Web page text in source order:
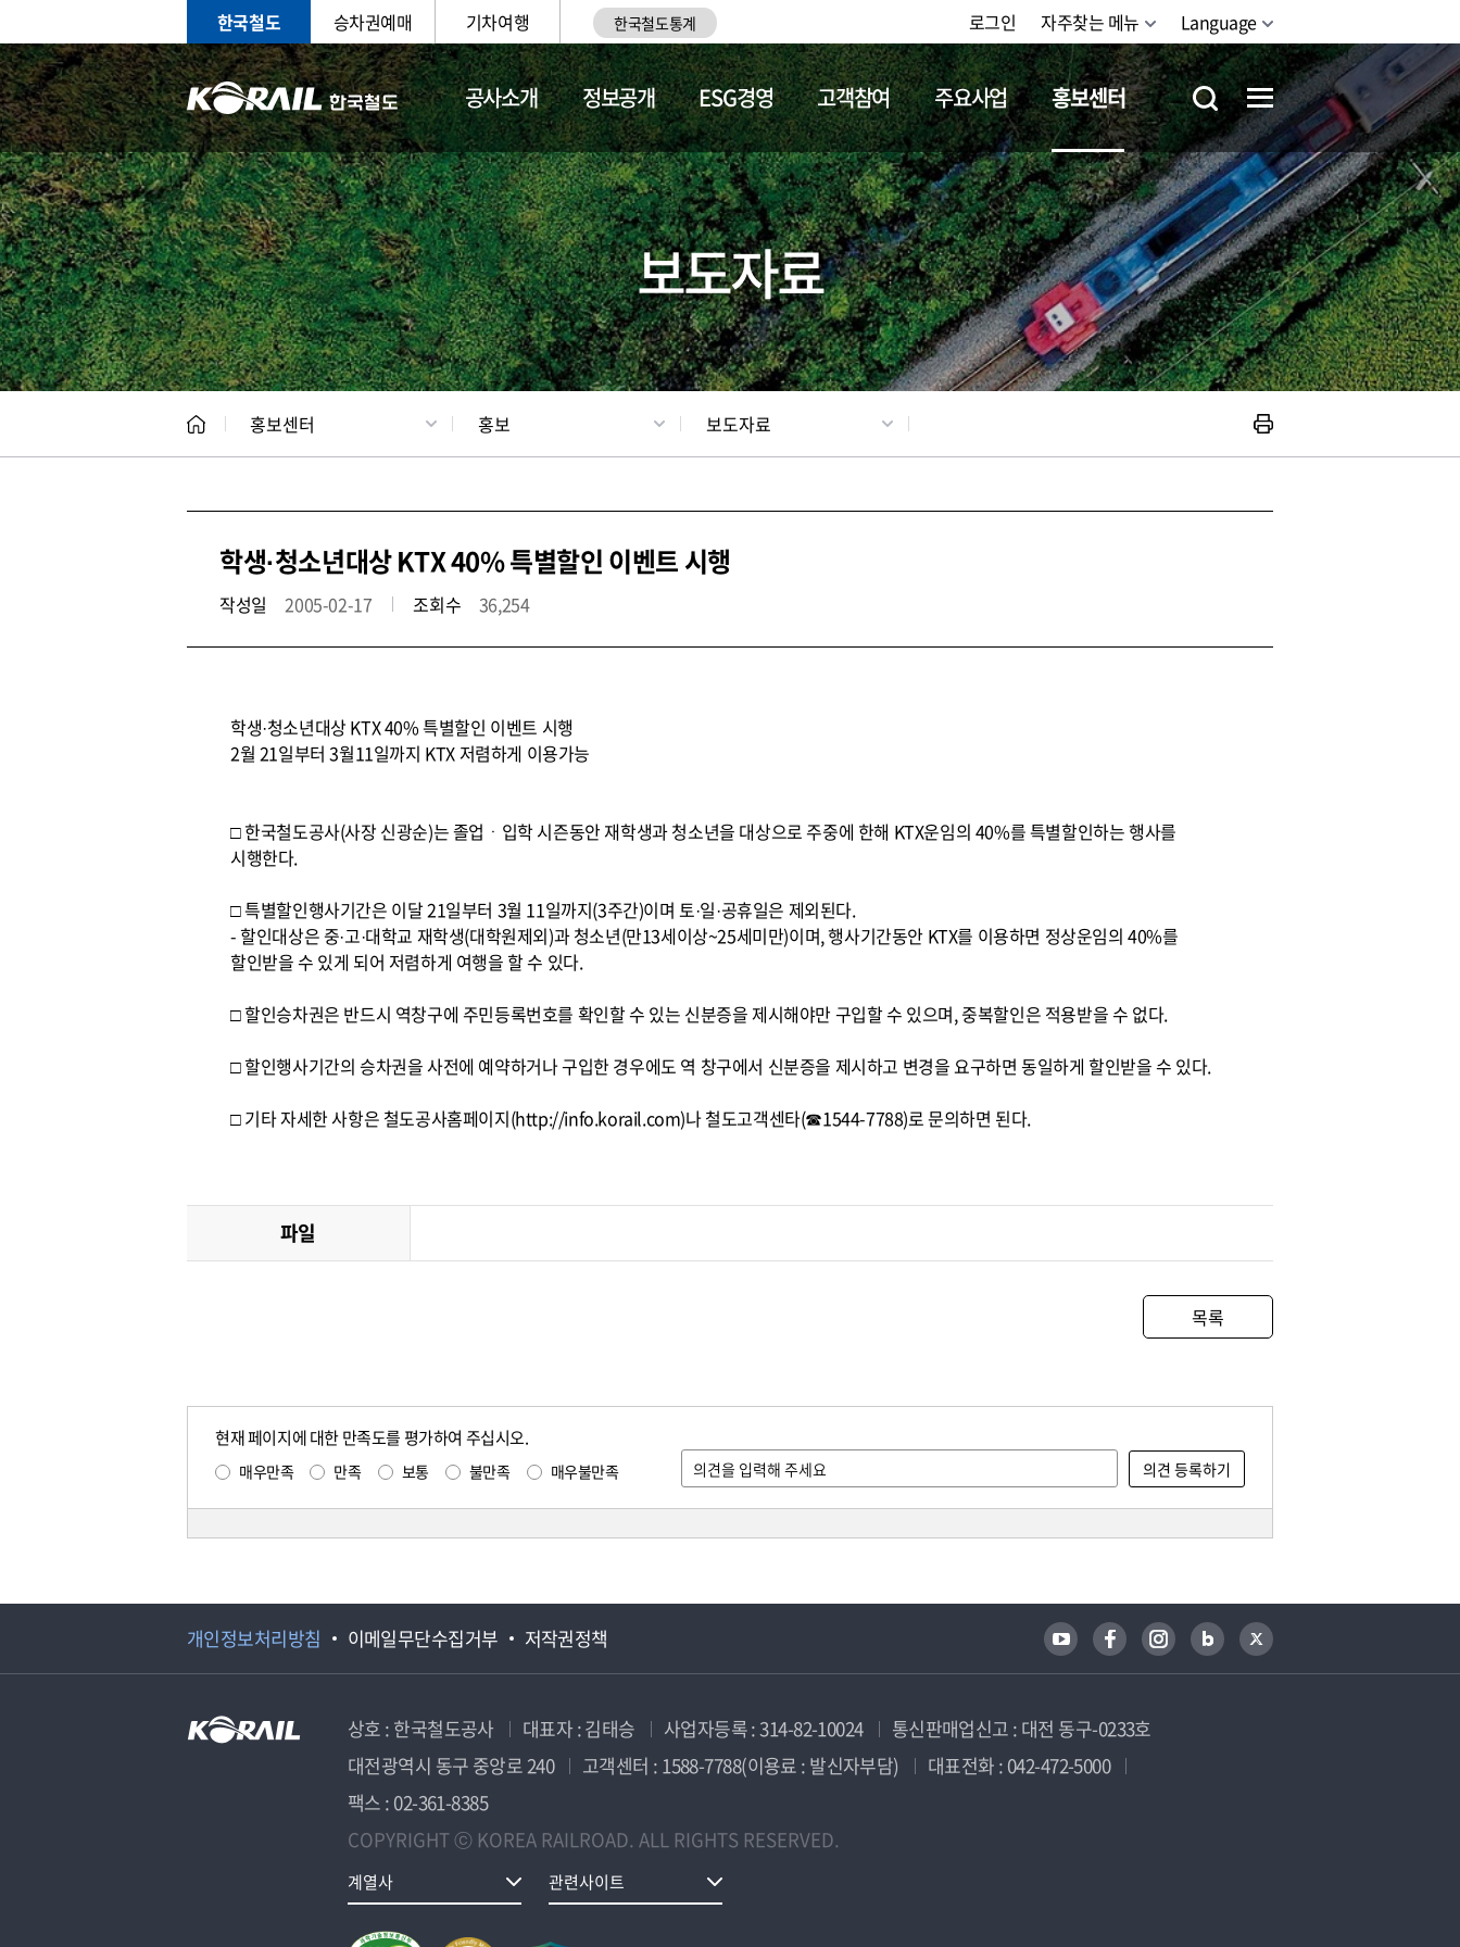
한국철도 승차권예매 기차여행 한국철도통계 로그인 자주찾는 메뉴 Language
공사소개 정보공개 ESG경영 고객참여 주요사업 홍보센터
홍보 문화사업 갤러리 기차소개 철도체험
보도자료
홍보센터 홍보 보도자료
학생·청소년대상 KTX 40% 특별할인 이벤트 시행
작성일 2005-02-17 조회수 36,254
학생·청소년대상 KTX 40% 특별할인 이벤트 시행
2월 21일부터 3월11일까지 KTX 저렴하게 이용가능
□ 한국철도공사(사장 신광순)는 졸업ㆍ입학 시즌동안 재학생과 청소년을 대상으로 주중에 한해 KTX운임의 40%를 특별할인하는 행사를
시행한다.
□ 특별할인행사기간은 이달 21일부터 3월 11일까지(3주간)이며 토·일·공휴일은 제외된다.
- 할인대상은 중·고·대학교 재학생(대학원제외)과 청소년(만13세이상~25세미만)이며, 행사기간동안 KTX를 이용하면 정상운임의 40%를
할인받을 수 있게 되어 저렴하게 여행을 할 수 있다.
□ 할인승차권은 반드시 역창구에 주민등록번호를 확인할 수 있는 신분증을 제시해야만 구입할 수 있으며, 중복할인은 적용받을 수 없다.
□ 할인행사기간의 승차권을 사전에 예약하거나 구입한 경우에도 역 창구에서 신분증을 제시하고 변경을 요구하면 동일하게 할인받을 수 있다.
□ 기타 자세한 사항은 철도공사홈페이지(http://info.korail.com)나 철도고객센타(☎1544-7788)로 문의하면 된다.
파일
목록
현재 페이지에 대한 만족도를 평가하여 주십시오.
매우만족 만족 보통 불만족 매우불만족
개인정보처리방침 이메일무단수집거부 저작권정책
상호 : 한국철도공사 대표자 : 김태승 사업자등록 : 314-82-10024
통신판매업신고 : 대전 동구-0233호
대전광역시 동구 중앙로 240
고객센터 : 1588-7788(이용료 : 발신자부담)
대표전화 : 042-472-5000
팩스 : 02-361-8385
COPYRIGHT ⓒ KOREA RAILROAD. ALL RIGHTS RESERVED.
계열사 관련사이트